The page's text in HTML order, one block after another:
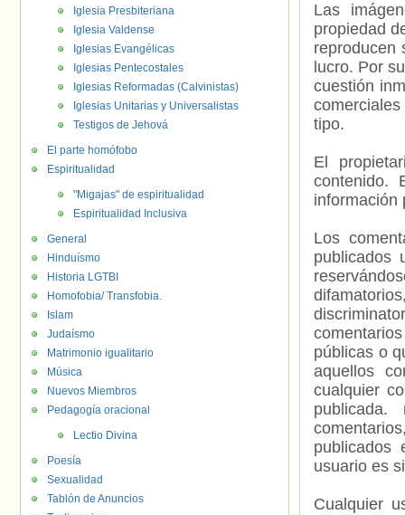
Las
propiedad
reproducen
lucro. Por
cuestión
tipo.
El
contenido.
información
Los
publicados
públicas o
aquellos
cualquier
usuario es
Cualquier
Iglesia Presbiteriana
Iglesia Valdense
Iglesias Evangélicas
Iglesias Pentecostales
Iglesias Reformadas (Calvinistas)
Iglesias Unitarias y Universalistas
Testigos de Jehová
El parte homófobo
Espiritualidad
"Migajas" de espiritualidad
Espiritualidad Inclusiva
General
Hinduísmo
Historia LGTBI
Homofobia/ Transfobia.
Islam
Judaísmo
Matrimonio igualitario
Música
Nuevos Miembros
Pedagogía oracional
Lectio Divina
Poesía
Sexualidad
Tablón de Anuncios